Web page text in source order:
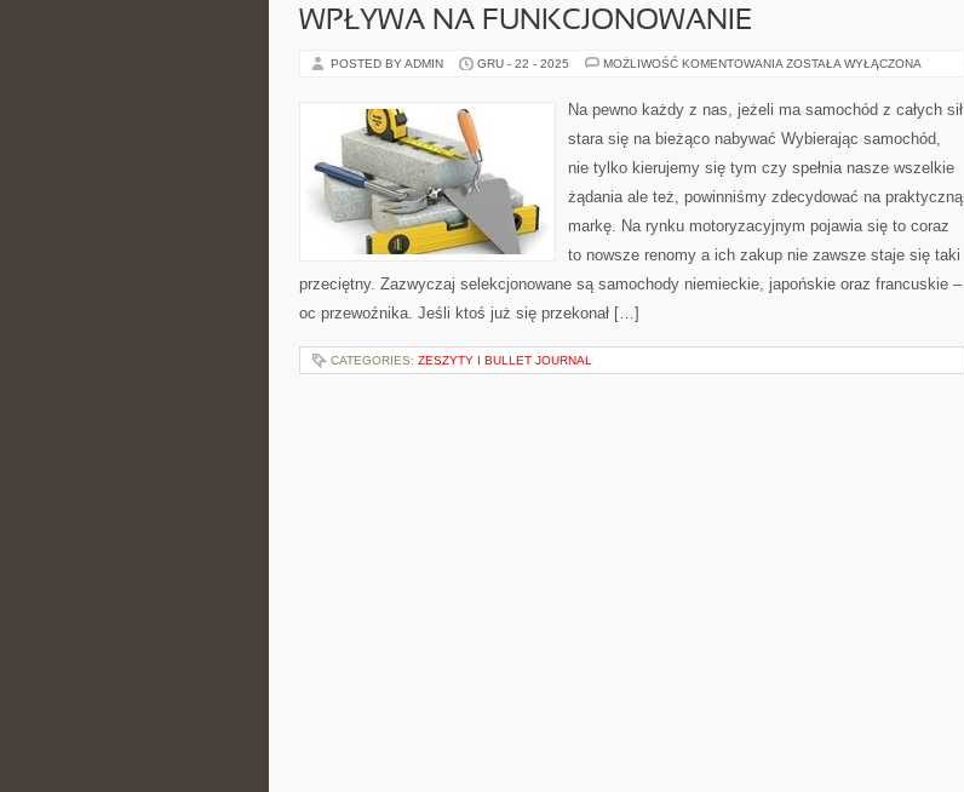
WPŁYWA NA FUNKCJONOWANIE
POSTED BY ADMIN GRU - 22 - 2025 MOŻLIWOŚĆ KOMENTOWANIA POWSZECHNIE
PICIE
ILOŚCI
KORZYSTNIE
NA
FUNKCJONOWANIE
ZOSTAŁA WYŁĄCZONA
Na pewno każdy z nas, jeżeli ma samochód z całych sił
stara się na bieżąco nabywać Wybierając samochód,
nie tylko kierujemy się tym czy spełnia nasze wszelkie
żądania ale też, powinniśmy zdecydować na praktyczną
markę. Na rynku motoryzacyjnym pojawia się to coraz
to nowsze renomy a ich zakup nie zawsze staje się taki
przeciętny. Zazwyczaj selekcjonowane są samochody niemieckie, japońskie oraz francuskie –
oc przewoźnika. Jeśli ktoś już się przekonał […]
CATEGORIES: ZESZYTY I BULLET JOURNAL